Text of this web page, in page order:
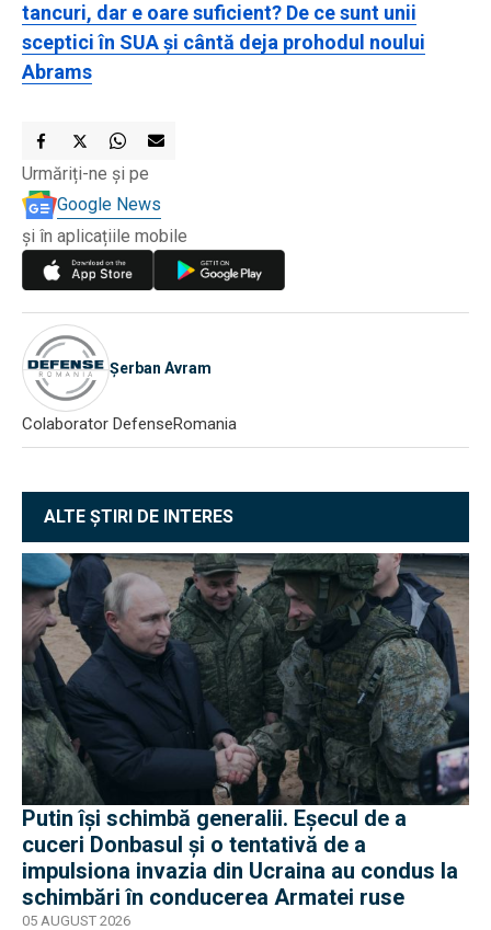
tancuri, dar e oare suficient? De ce sunt unii
sceptici în SUA și cântă deja prohodul noului
Abrams
Urmăriți-ne și pe
Google News
și în aplicațiile mobile
Șerban Avram
Colaborator DefenseRomania
ALTE ȘTIRI DE INTERES
Putin își schimbă generalii. Eșecul de a
cuceri Donbasul și o tentativă de a
impulsiona invazia din Ucraina au condus la
schimbări în conducerea Armatei ruse
05 AUGUST 2026